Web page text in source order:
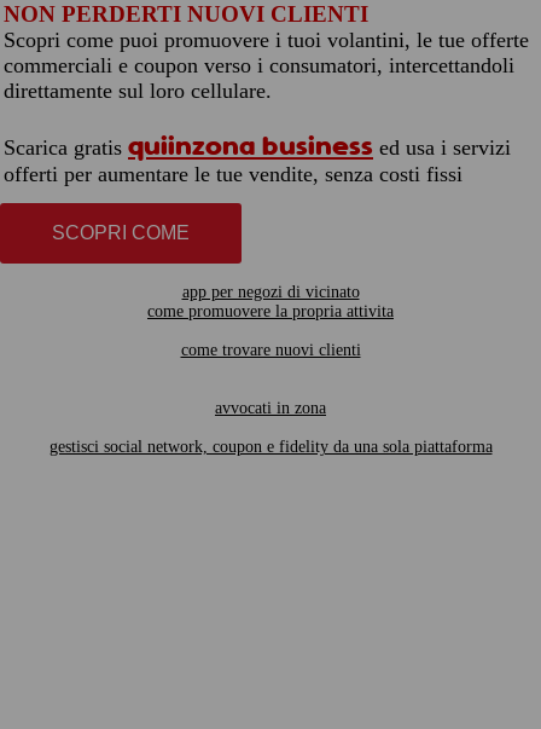
NON PERDERTI NUOVI CLIENTI
Scopri come puoi promuovere i tuoi volantini, le tue offerte
commerciali e coupon verso i consumatori, intercettandoli
direttamente sul loro cellulare.
Scarica gratis quiinzona business ed usa i servizi
offerti per aumentare le tue vendite, senza costi fissi
SCOPRI COME
app per negozi di vicinato
come promuovere la propria attivita
come trovare nuovi clienti
avvocati in zona
gestisci social network, coupon e fidelity da una sola piattaforma